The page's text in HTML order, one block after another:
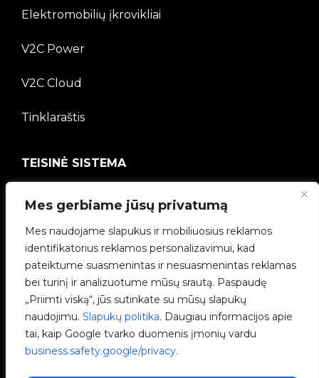
Mes gerbiame jūsų privatumą
Mes naudojame slapukus ir mobiliuosius reklamos
identifikatorius reklamos personalizavimui, kad
pateiktume suasmenintas ir nesuasmenintas reklamas
bei turinį ir analizuotume mūsų srautą. Paspaudę
„Priimti viską“, jūs sutinkate su mūsų slapukų
naudojimu. Slapukų politika. Daugiau informacijos apie
tai, kaip Google tvarko duomenis įmonių vardu
business.safety.google/privacy.
Elektromobilių įkrovikliai
V2C Power
V2C Cloud
Tinklaraštis
TEISINĖ SISTEMA
Privatumo politika
Teisinė informacija
Slapukų politika
Etikos kanalas
Kokybės politika